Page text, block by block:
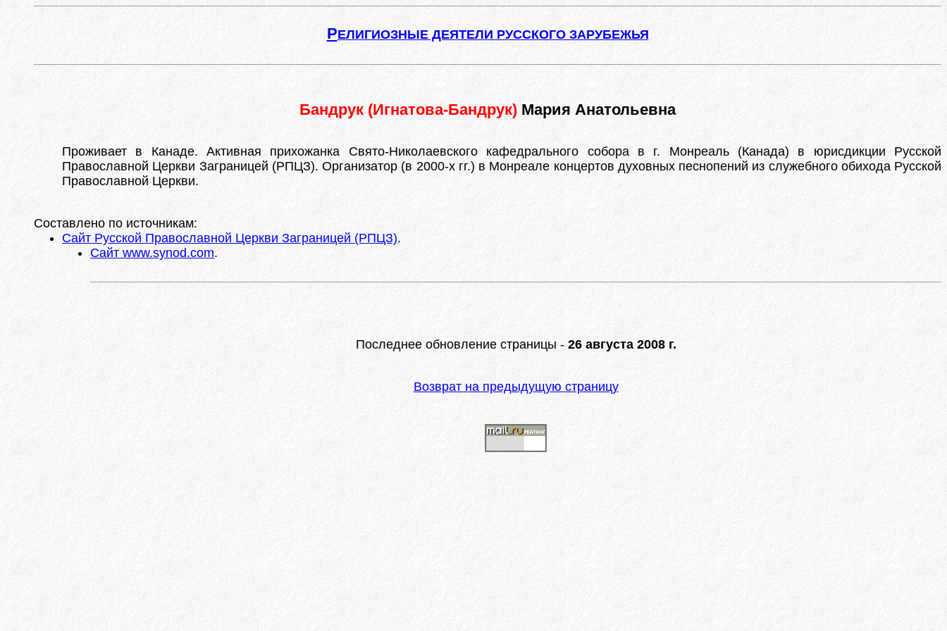
РЕЛИГИОЗНЫЕ ДЕЯТЕЛИ РУССКОГО ЗАРУБЕЖЬЯ
Бандрук (Игнатова-Бандрук) Мария Анатольевна
Проживает в Канаде. Активная прихожанка Свято-Николаевского кафедрального собора в г. Монреаль (Канада) в юрисдикции Русской
Православной Церкви Заграницей (РПЦЗ). Организатор (в 2000-х гг.) в Монреале концертов духовных песнопений из служебного обихода Русской
Православной Церкви.
Составлено по источникам:
Сайт Русской Православной Церкви Заграницей (РПЦЗ).
Сайт www.synod.com.
Последнее обновление страницы - 26 августа 2008 г.
Возврат на предыдущую страницу